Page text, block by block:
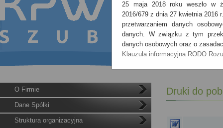
O Firmie
Dane Spółki
Struktura organizacyjna
Druki do
25 maja 2018 roku weszło w
2016/679 z dnia 27 kwietnia 2016
przetwarzaniem danych
danych. W związku z tym
danych osobowych oraz o
Klauzula informacyjna RODO